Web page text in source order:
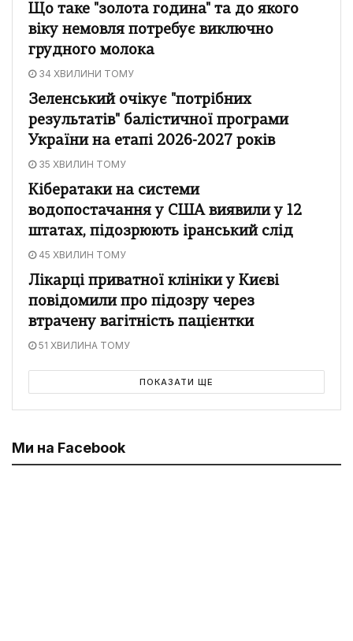
Що таке "золота година" та до якого
віку немовля потребує виключно
грудного молока
34 ХВИЛИНИ ТОМУ
Зеленський очікує "потрібних
результатів" балістичної програми
України на етапі 2026-2027 років
35 ХВИЛИН ТОМУ
Кібератаки на системи
водопостачання у США виявили у 12
штатах, підозрюють іранський слід
45 ХВИЛИН ТОМУ
Лікарці приватної клініки у Києві
повідомили про підозру через
втрачену вагітність пацієнтки
51 ХВИЛИНА ТОМУ
ПОКАЗАТИ ЩЕ
Ми на Facebook